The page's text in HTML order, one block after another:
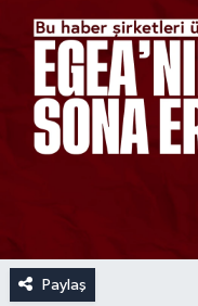
Paylaş